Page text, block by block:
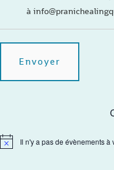
à
N
Il n'y a pas de évènements à